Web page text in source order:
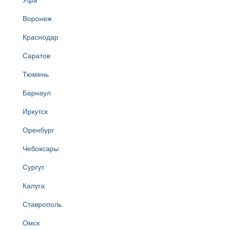
Воронеж
Краснодар
Саратов
Тюмень
Барнаул
Иркутск
Оренбург
Чебоксары
Сургут
Калуга
Ставрополь
Омск